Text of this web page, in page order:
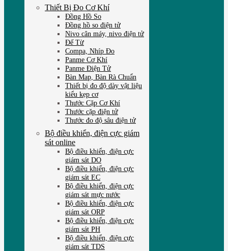
Thiết Bị Đo Cơ Khí
Đồng Hồ So
Đồng hồ so điện tử
Nivo cân máy, nivo điện tử
Đế Từ
Compa, Nhíp Đo
Panme Cơ Khí
Panme Điện Tử
Bàn Map, Bàn Rà Chuẩn
Thiết bị đo độ dày vật liệu
kiểu kẹp cơ
Thước Cặp Cơ Khí
Thước cặp điện tử
Thước đo độ sâu điện tử
Bộ điều khiển, điện cực giám
sát online
Bộ điều khiển, điện cực
giám sát DO
Bộ điều khiển, điện cực
giám sát EC
Bộ điều khiển, điện cực
giám sát mực nước
Bộ điều khiển, điện cực
giám sát ORP
Bộ điều khiển, điện cực
giám sát PH
Bộ điều khiển, điện cực
giám sát TDS